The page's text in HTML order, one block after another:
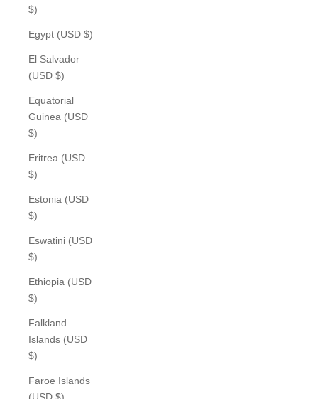
$)
Egypt (USD $)
El Salvador
(USD $)
Equatorial
Guinea (USD
$)
Eritrea (USD
$)
Estonia (USD
$)
Eswatini (USD
$)
Ethiopia (USD
$)
Falkland
Islands (USD
$)
Faroe Islands
(USD $)